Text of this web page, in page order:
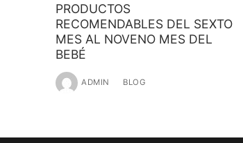
PRODUCTOS
RECOMENDABLES DEL SEXTO
MES AL NOVENO MES DEL
BEBÉ
ADMIN BLOG